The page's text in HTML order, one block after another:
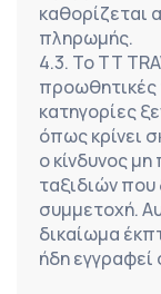
καθορίζεται
πληρωμής.
4.3. Το TT
προωθητικές
κατηγορίες
όπως κρίνει
ο κίνδυνος
ταξιδιών
συμμετοχή.
δικαίωμα
ήδη εγγραφεί